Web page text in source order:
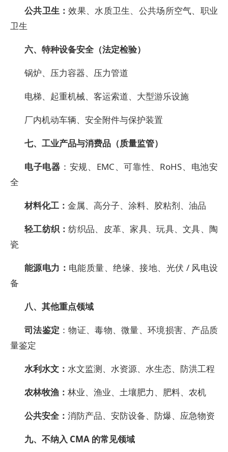
公共卫生：效果、水质卫生、公共场所空气、职业
卫生
六、特种设备安全（法定检验）
锅炉、压力容器、压力管道
电梯、起重机械、客运索道、大型游乐设施
厂内机动车辆、安全附件与保护装置
七、工业产品与消费品（质量监管）
电子电器 ：安规、EMC、可靠性、RoHS、电池安
全
材料化工： 金属、高分子、涂料、胶粘剂、油品
轻工纺织：纺织品、皮革、家具、玩具、文具、陶
瓷
能源电力： 电能质量、绝缘、接地、光伏 / 风电设
备
八、其他重点领域
司法鉴定 ：物证、毒物、微量、环境损害、产品质
量鉴定
水利水文： 水文监测、水资源、水生态、防洪工程
农林牧渔： 林业、渔业、土壤肥力、肥料、农机
公共安全： 消防产品、安防设备、防爆、应急物资
九、不纳入 CMA 的常见领域